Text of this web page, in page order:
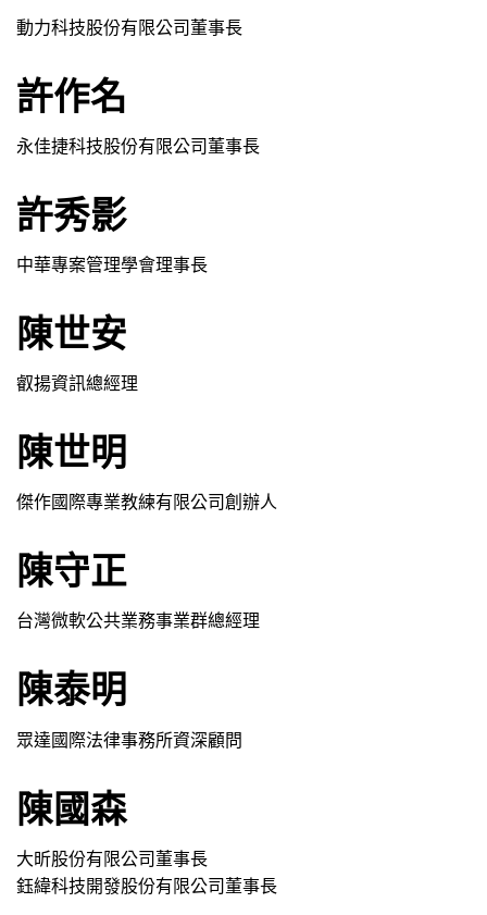
動力科技股份有限公司董事長
許作名
永佳捷科技股份有限公司董事長
許秀影
中華專案管理學會理事長
陳世安
叡揚資訊總經理
陳世明
傑作國際專業教練有限公司創辦人
陳守正
台灣微軟公共業務事業群總經理
陳泰明
眾達國際法律事務所資深顧問
陳國森
大昕股份有限公司董事長
鈺緯科技開發股份有限公司董事長